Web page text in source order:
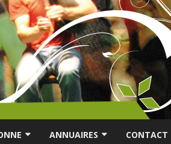
ANNUAIRES CONTACT